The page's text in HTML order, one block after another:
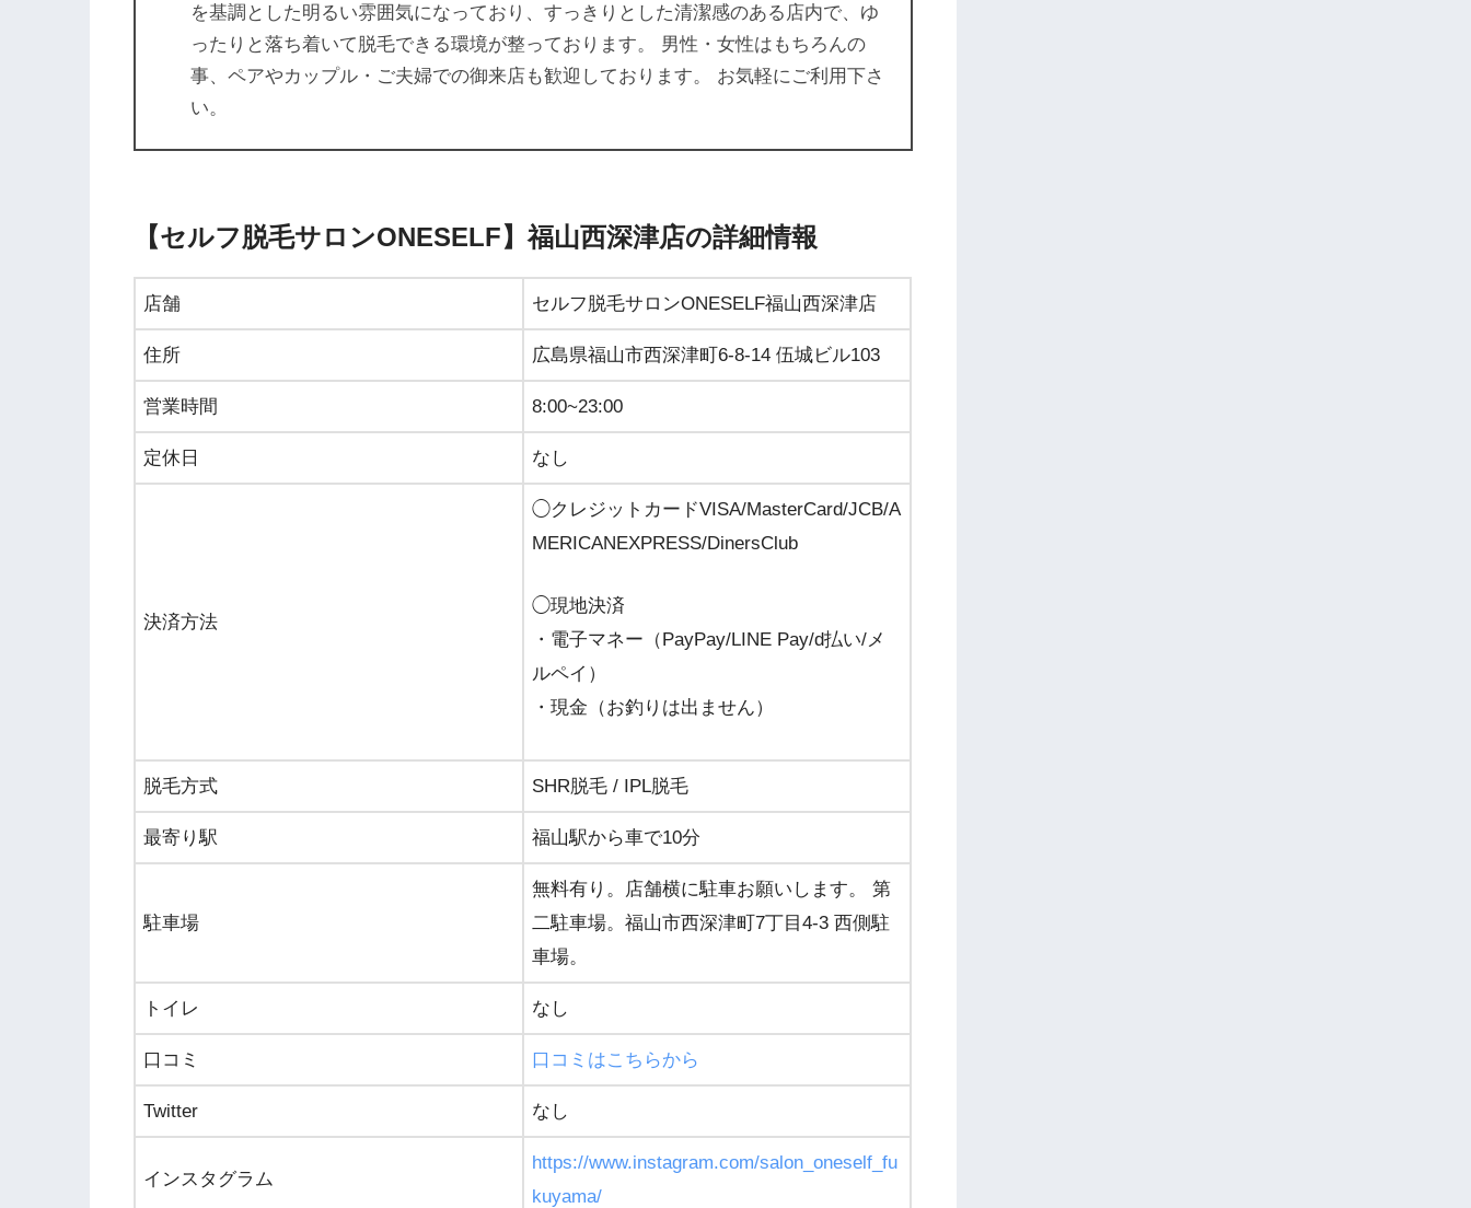
を基調とした明るい雰囲気になっており、すっきりとした清潔感のある店内で、ゆ
ったりと落ち着いて脱毛できる環境が整っております。 男性・女性はもちろんの
事、ペアやカップル・ご夫婦での御来店も歓迎しております。 お気軽にご利用下さ
い。
【セルフ脱毛サロンONESELF】福山西深津店の詳細情報
店舗 セルフ脱毛サロンONESELF福山西深津店
住所 広島県福山市西深津町6-8-14 伍城ビル103
営業時間 8:00~23:00
定休日 なし
決済方法
◯クレジットカードVISA/MasterCard/JCB/A
MERICANEXPRESS/DinersClub
◯現地決済
・電子マネー（PayPay/LINE Pay/d払い/メ
ルペイ）
・現金（お釣りは出ません）
脱毛方式 SHR脱毛 / IPL脱毛
最寄り駅 福山駅から車で10分
駐車場
無料有り。店舗横に駐車お願いします。 第
二駐車場。福山市西深津町7丁目4-3 西側駐
車場。
トイレ なし
口コミ 口コミはこちらから
Twitter なし
インスタグラム
https://www.instagram.com/salon_oneself_fu
kuyama/